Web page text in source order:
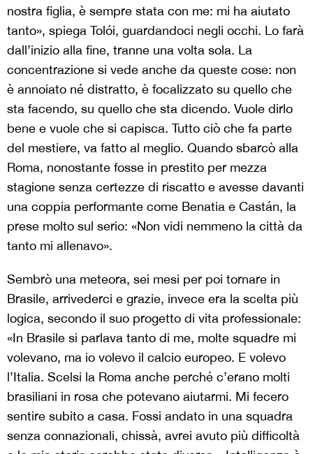
nostra figlia, è sempre stata con me: mi ha aiutato
tanto», spiega Tolói, guardandoci negli occhi. Lo farà
dall’inizio alla fine, tranne una volta sola. La
concentrazione si vede anche da queste cose: non
è annoiato né distratto, è focalizzato su quello che
sta facendo, su quello che sta dicendo. Vuole dirlo
bene e vuole che si capisca. Tutto ciò che fa parte
del mestiere, va fatto al meglio. Quando sbarcò alla
Roma, nonostante fosse in prestito per mezza
stagione senza certezze di riscatto e avesse davanti
una coppia performante come Benatia e Castán, la
prese molto sul serio: «Non vidi nemmeno la città da
tanto mi allenavo».
Sembrò una meteora, sei mesi per poi tornare in
Brasile, arrivederci e grazie, invece era la scelta più
logica, secondo il suo progetto di vita professionale:
«In Brasile si parlava tanto di me, molte squadre mi
volevano, ma io volevo il calcio europeo. E volevo
l’Italia. Scelsi la Roma anche perché c’erano molti
brasiliani in rosa che potevano aiutarmi. Mi fecero
sentire subito a casa. Fossi andato in una squadra
senza connazionali, chissà, avrei avuto più difficoltà